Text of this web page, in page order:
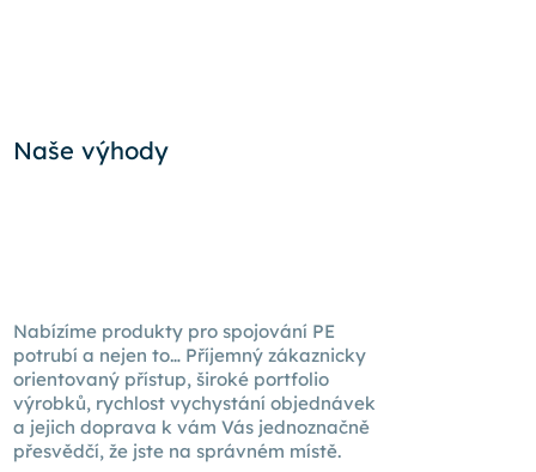
Naše výhody
Nabízíme produkty pro spojování PE
potrubí a nejen to… Příjemný zákaznicky
orientovaný přístup, široké portfolio
výrobků, rychlost vychystání objednávek
a jejich doprava kvám Vás jednoznačně
přesvědčí, že jste na správném místě.